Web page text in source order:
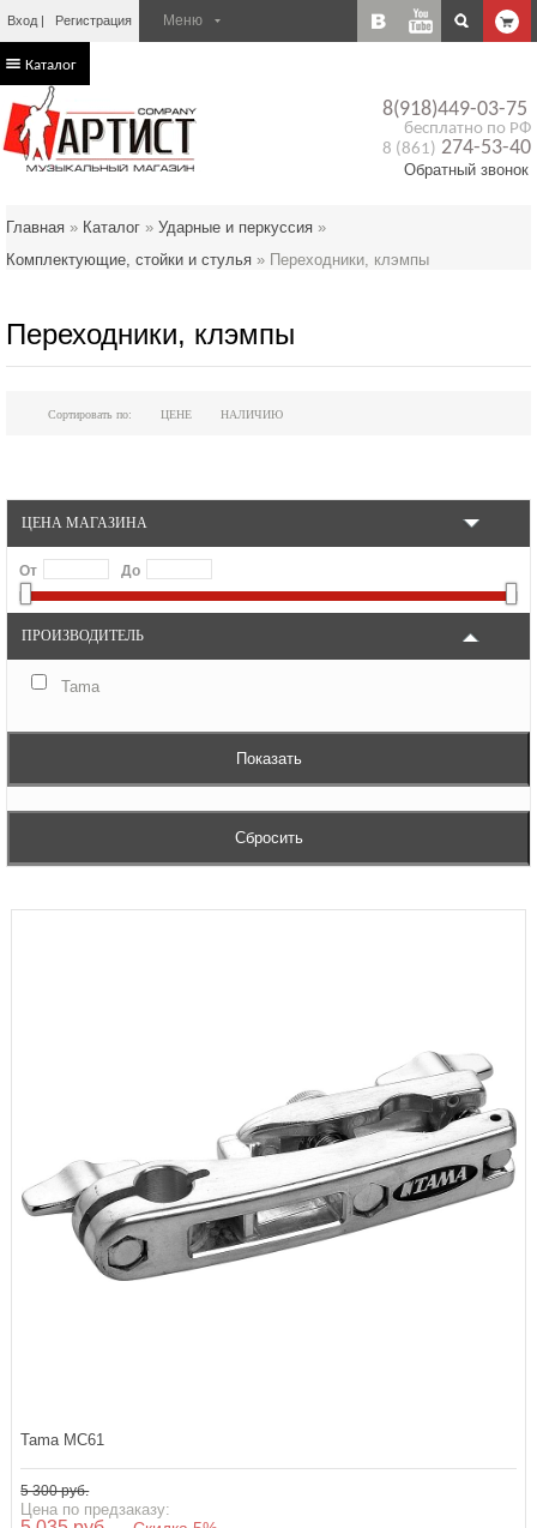
Вход Регистрация
8(918)449-03-75
бесплатно по РФ
8 (861) 274-53-40
Обратный звонок
Каталог
Главная » Каталог » Ударные и перкуссия »
Комплектующие, стойки и стулья » Переходники, клэмпы
Переходники, клэмпы
Сортировать по: ЦЕНЕ НАЛИЧИЮ
ЦЕНА МАГАЗИНА
От До
ПРОИЗВОДИТЕЛЬ
Tama
Tama MC61
5 300 руб.
Цена по предзаказу: